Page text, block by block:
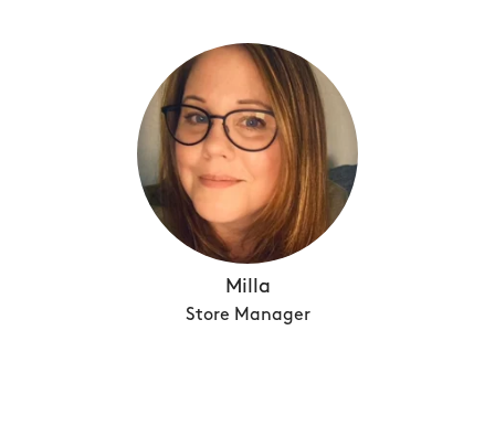
Milla
Store Manager